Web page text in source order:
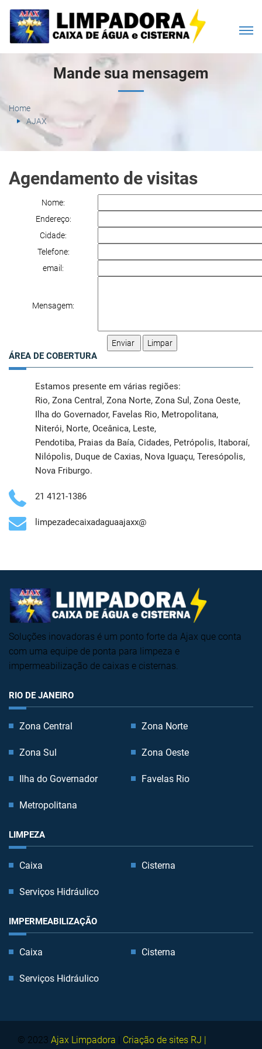
Mande sua mensagem
Home
AJAX
Agendamento de visitas
Nome:
Endereço:
Cidade:
Telefone:
email:
Mensagem:
ÁREA DE COBERTURA
Estamos presente em várias regiões:
Rio, Zona Central , Zona Norte, Zona Sul , Zona Oeste,
Ilha do Governador, Favelas Rio, Metropolitana,
Niterói, Norte, Oceânica, Leste,
Pendotiba, Praias da Baía, Cidades, Petrópolis, Itaboraí,
Nilópolis, Duque de Caxias, Nova Iguaçu, Teresópolis,
Nova Friburgo.
21 4121-1386
limpezadecaixadaguaajaxx@
Soluções inovadoras é um ponto forte da Ajax que conta
com uma equipe de ponta para limpeza e
impermeabilização de caixas e cisternas.
RIO DE JANEIRO
Zona Central Zona Norte
Zona Sul Zona Oeste
Ilha do Governador Favelas Rio
Metropolitana
LIMPEZA
Caixa Cisterna
Serviços Hidráulico
IMPERMEABILIZAÇÃO
Caixa Cisterna
Serviços Hidráulico
© 2023 Ajax Limpadora | Criação de sites RJ |